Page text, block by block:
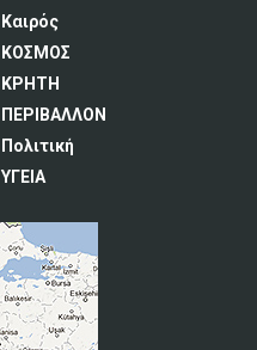
Καιρός
ΚΟΣΜΟΣ
ΚΡΗΤΗ
ΠΕΡΙΒΑΛΛΟΝ
Πολιτική
ΥΓΕΙΑ